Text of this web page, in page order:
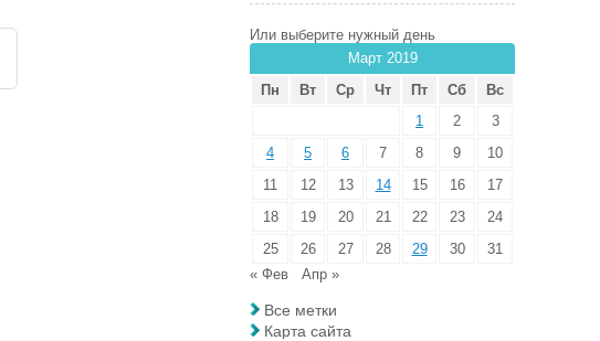
Или выберите нужный день
Март 2019
Пн
Вт Ср Чт Пт Сб
Вс
1
2
3
4
5 6 7 8 9
10
11
12 13 14 15 16
17
18
19 20 21 22 23
24
25
26 27 28 29 30
31
« Фев
Апр »
Все метки
Карта сайта